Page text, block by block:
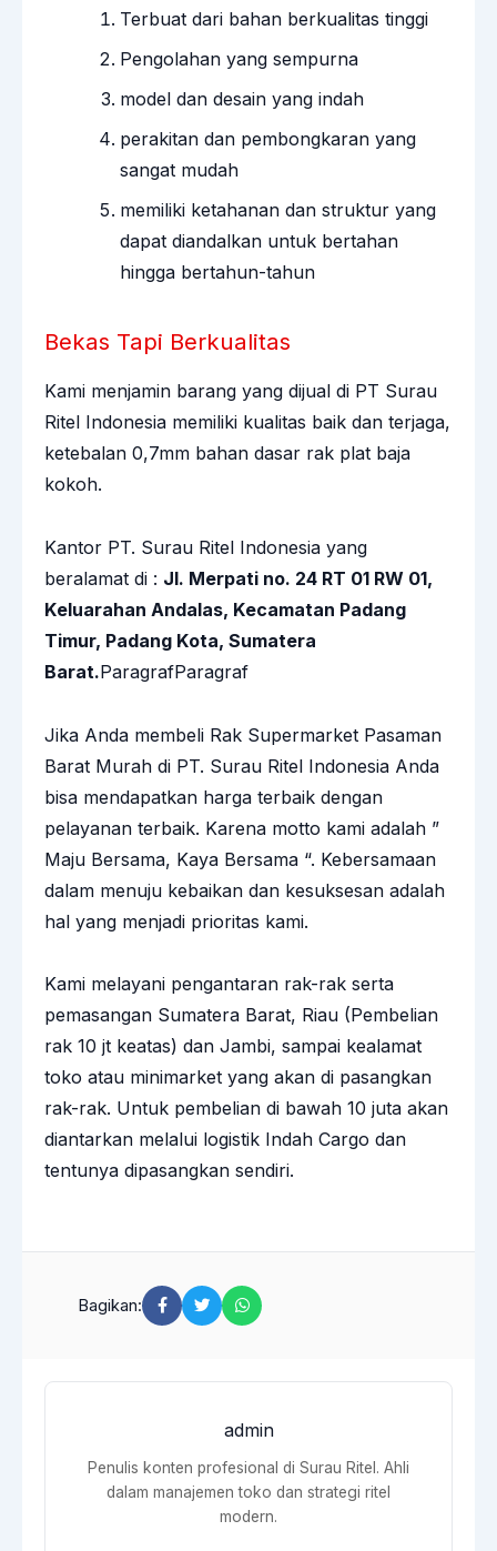
Terbuat dari bahan berkualitas tinggi
Pengolahan yang sempurna
model dan desain yang indah
perakitan dan pembongkaran yang
sangat mudah
memiliki ketahanan dan struktur yang
dapat diandalkan untuk bertahan
hingga bertahun-tahun
Bekas Tapi Berkualitas
Kami menjamin barang yang dijual di PT Surau
Ritel Indonesia memiliki kualitas baik dan terjaga,
ketebalan 0,7mm bahan dasar rak plat baja
kokoh.
Kantor PT. Surau Ritel Indonesia yang
beralamat di : Jl. Merpati no. 24 RT 01 RW 01,
Keluarahan Andalas, Kecamatan Padang
Timur, Padang Kota, Sumatera
Barat.ParagrafParagraf
Jika Anda membeli Rak Supermarket Pasaman
Barat Murah di PT. Surau Ritel Indonesia Anda
bisa mendapatkan harga terbaik dengan
pelayanan terbaik. Karena motto kami adalah ”
Maju Bersama, Kaya Bersama “. Kebersamaan
dalam menuju kebaikan dan kesuksesan adalah
hal yang menjadi prioritas kami.
Kami melayani pengantaran rak-rak serta
pemasangan Sumatera Barat, Riau (Pembelian
rak 10 jt keatas) dan Jambi, sampai kealamat
toko atau minimarket yang akan di pasangkan
rak-rak. Untuk pembelian di bawah 10 juta akan
diantarkan melalui logistik Indah Cargo dan
tentunya dipasangkan sendiri.
Bagikan:
admin
Penulis konten profesional di Surau Ritel. Ahli
dalam manajemen toko dan strategi ritel
modern.